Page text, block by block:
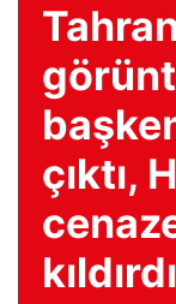
çıktı,
kıldırdı